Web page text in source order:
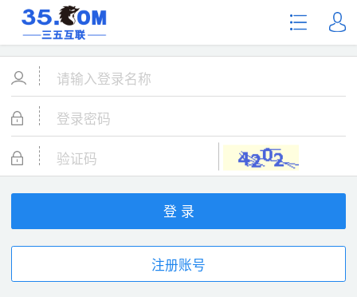
登 录
注册账号